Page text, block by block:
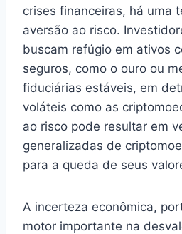
crises financeiras, há uma
aversão ao risco.
buscam refúgio em ativos
seguros, como o ouro ou
fiduciárias estáveis, em
voláteis como as
ao risco pode resultar em
generalizadas de
para a queda de seus
A incerteza econômica,
motor importante na